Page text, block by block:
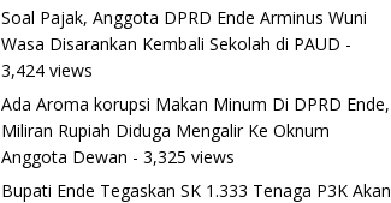
Soal Pajak, Anggota DPRD Ende Arminus Wuni
Wasa Disarankan Kembali Sekolah di PAUD -
3,424 views
Ada Aroma korupsi Makan Minum Di DPRD Ende,
Miliran Rupiah Diduga Mengalir Ke Oknum
Anggota Dewan - 3,325 views
Bupati Ende Tegaskan SK 1.333 Tenaga P3K Akan